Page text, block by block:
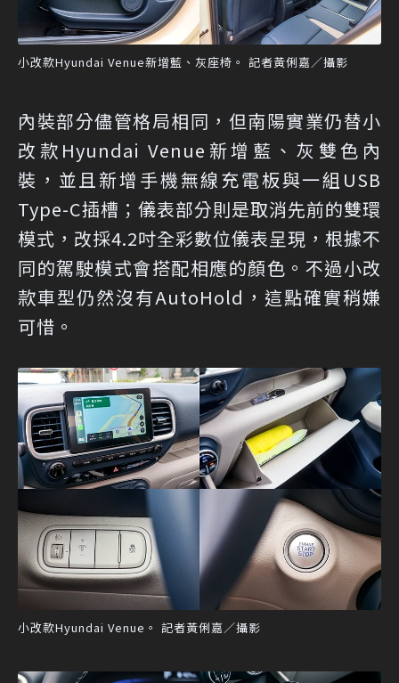
小改款Hyundai Venue新增藍、灰座椅。 記者黃俐嘉／攝影
內裝部分儘管格局相同，但南陽實業仍替小
改款Hyundai Venue新增藍、灰雙色內
裝，並且新增手機無線充電板與一組USB
Type-C插槽；儀表部分則是取消先前的雙環
模式，改採4.2吋全彩數位儀表呈現，根據不
同的駕駛模式會搭配相應的顏色。不過小改
款車型仍然沒有AutoHold，這點確實稍嫌
可惜。
小改款Hyundai Venue。 記者黃俐嘉／攝影